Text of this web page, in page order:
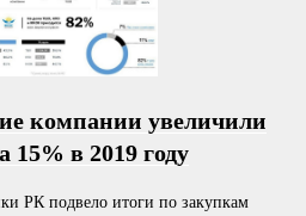
компании увеличили
15% в 2019 году
РК подвело итоги по закупкам